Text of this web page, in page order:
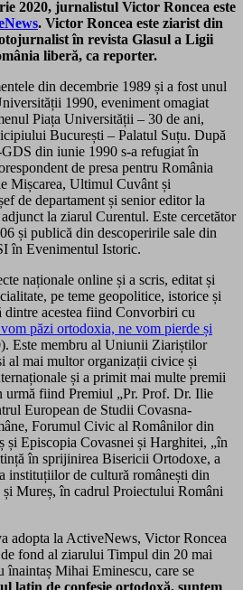
2020, jurnalistul Victor Roncea este
. Victor Roncea este ziarist din
în revista Glasul a Ligii
liberă, ca reporter.
din decembrie 1989 și a fost unul
1990, eveniment omagiat
Piața Universității – 30 de ani,
București – Palatul Suțu. După
din iunie 1990 s-a refugiat în
de presa pentru România
Mișcarea, Ultimul Cuvânt și
de departament și senior editor la
la ziarul Curentul. Este cercetător
și publică din descoperirile sale din
în Evenimentul Istoric.
naționale online și a scris, editat și
pe teme geopolitice, istorice și
dintre acestea fiind Convorbiri cu
păzi ortodoxia, ne vom pierde și
Este membru al Uniunii Ziariștilor
al mai multor organizații civice și
și a primit mai multe premii
urmă fiind Premiul „Pr. Prof. Dr. Ilie
European de Studii Covasna-
Forumul Civic al Românilor din
și Episcopia Covasnei și Harghitei, „în
în sprijinirea Bisericii Ortodoxe, a
instituțiilor de cultură românești din
Mureș, în cadrul Proiectului Români
adopta la ActiveNews, Victor Roncea
fond al ziarului Timpul din 20 mai
înaintaș Mihai Eminescu, care se
latin de confesie ortodoxă, suntem